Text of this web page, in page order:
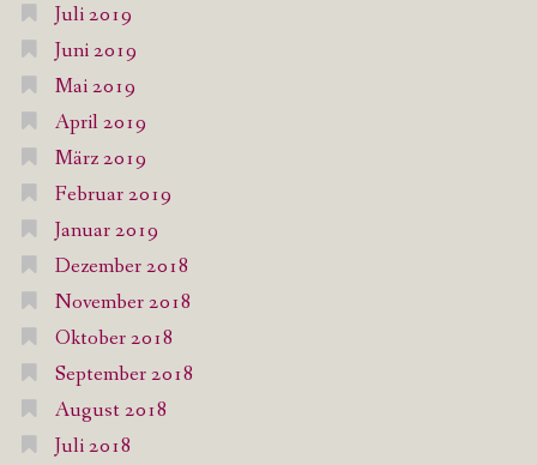
Juli 2019
Juni 2019
Mai 2019
April 2019
März 2019
Februar 2019
Januar 2019
Dezember 2018
November 2018
Oktober 2018
September 2018
August 2018
Juli 2018